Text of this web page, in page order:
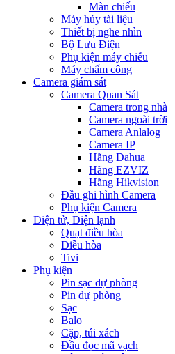
Màn chiếu
Máy hủy tài liệu
Thiết bị nghe nhìn
Bộ Lưu Điện
Phụ kiện máy chiếu
Máy chấm công
Camera giám sát
Camera Quan Sát
Camera trong nhà
Camera ngoài trời
Camera Anlalog
Camera IP
Hãng Dahua
Hãng EZVIZ
Hãng Hikvision
Đầu ghi hình Camera
Phụ kiện Camera
Điện tử, Điện lạnh
Quạt điều hòa
Điều hòa
Tivi
Phụ kiện
Pin sạc dự phòng
Pin dự phòng
Sạc
Balo
Cặp, túi xách
Đầu đọc mã vạch